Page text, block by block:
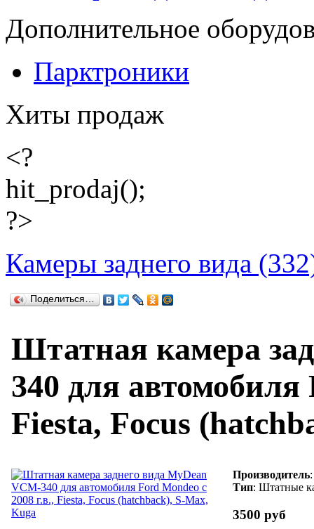
Дополнительное
Парктроники
Хиты продаж
<?
hit_prodaj();
?>
Камеры заднего вида
Поделиться…
Штатная камера
340 для автомобиля
Fiesta, Focus
Производитель
Тип: Штатные
3500 руб